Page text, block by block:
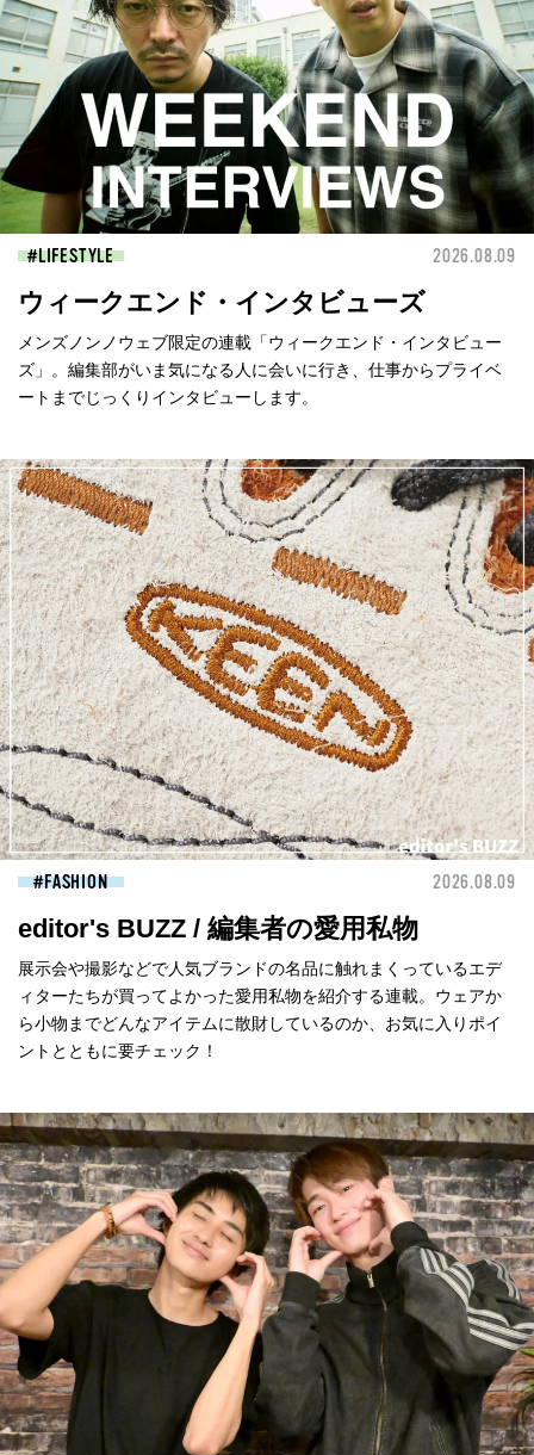
LIFESTYLE 2026.08.09
ウィークエンド・インタビューズ
メンズノンノウェブ限定の連載「ウィークエンド・インタビュー
ズ」。編集部がいま気になる人に会いに行き、仕事からプライベ
ートまでじっくりインタビューします。
FASHION 2026.08.09
editor's BUZZ / 編集者の愛用私物
展示会や撮影などで人気ブランドの名品に触れまくっているエデ
ィターたちが買ってよかった愛用私物を紹介する連載。ウェアか
ら小物までどんなアイテムに散財しているのか、お気に入りポイ
ントとともに要チェック！